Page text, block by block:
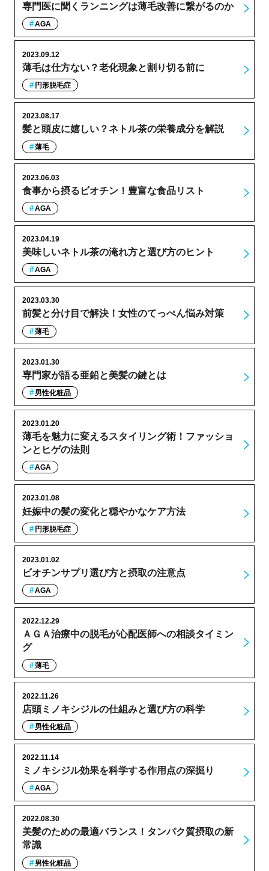
専門医に聞くランニングは薄毛改善に繋がるのか
AGA
薄毛は仕方ない？老化現象と割り切る前に
2023.09.12
円形脱毛症
髪と頭皮に嬉しい？ネトル茶の栄養成分を解説
2023.08.17
薄毛
食事から摂るビオチン！豊富な食品リスト
2023.06.03
AGA
美味しいネトル茶の淹れ方と選び方のヒント
2023.04.19
AGA
前髪と分け目で解決！女性のてっぺん悩み対策
2023.03.30
薄毛
専門家が語る亜鉛と美髪の鍵とは
2023.01.30
男性化粧品
薄毛を魅力に変えるスタイリング術！ファッショ
ンとヒゲの法則
2023.01.20
AGA
妊娠中の髪の変化と穏やかなケア方法
2023.01.08
円形脱毛症
ビオチンサプリ選び方と摂取の注意点
2023.01.02
AGA
ＡＧＡ治療中の脱毛が心配医師への相談タイミン
グ
2022.12.29
薄毛
店頭ミノキシジルの仕組みと選び方の科学
2022.11.26
男性化粧品
ミノキシジル効果を科学する作用点の深掘り
2022.11.14
AGA
美髪のための最適バランス！タンパク質摂取の新
常識
2022.08.30
男性化粧品